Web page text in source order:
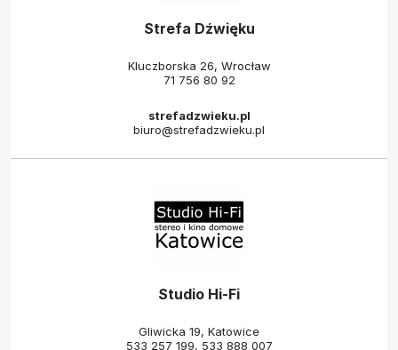
Strefa Dźwięku
Kluczborska 26, Wrocław
71 756 80 92
strefadzwieku.pl
biuro@strefadzwieku.pl
Studio Hi-Fi
Gliwicka 19, Katowice
533 257 199, 533 888 007